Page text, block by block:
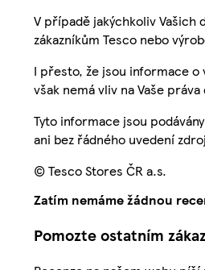
V případě jakýchkoliv
zákazníkům Tesco nebo
I přesto, že jsou informace
však nemá vliv na Vaše práva
Tyto informace jsou
ani bez řádného uvedení
© Tesco Stores ČR a.s.
Zatím nemáme žádnou
Pomozte ostatním